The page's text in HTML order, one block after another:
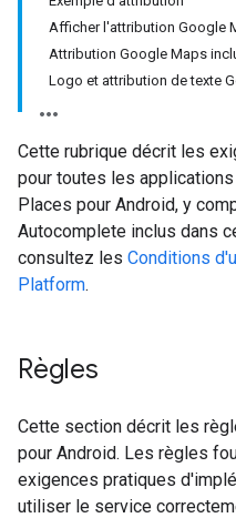
Afficher l'attribution Google
Attribution Google Maps
Logo et attribution de texte
Cette rubrique décrit les
pour toutes les
Places pour Android, y
Autocomplete inclus dans
consultez les Conditions
Platform.
Règles
Cette section décrit les
pour Android. Les règles
exigences pratiques
utiliser le service